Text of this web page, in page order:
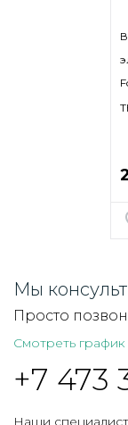
Мы
Просто
Смотреть
+7 473
Наши